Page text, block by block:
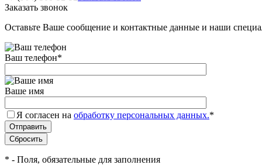
Заказать звонок
Оставьте Ваше сообщение и контактные данные и наши
Ваш телефон*
Ваше имя
Я согласен на обработку персональных данных.*
* - Поля, обязательные для заполнения